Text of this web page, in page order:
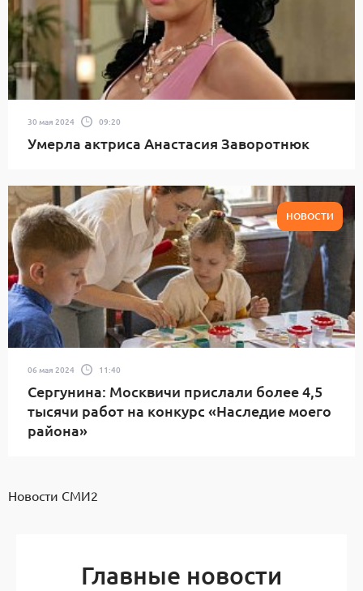
30 мая 2024 09:20
Умерла актриса Анастасия Заворотнюк
НОВОСТИ
06 мая 2024 11:40
Сергунина: Москвичи прислали более 4,5
тысячи работ на конкурс «Наследие моего
района»
Новости СМИ2
Главные новости